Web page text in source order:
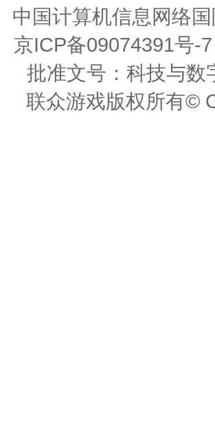
中国计算机信息网络
京ICP备09074391号-
批准文号：科技与数
联众游戏版权所有©